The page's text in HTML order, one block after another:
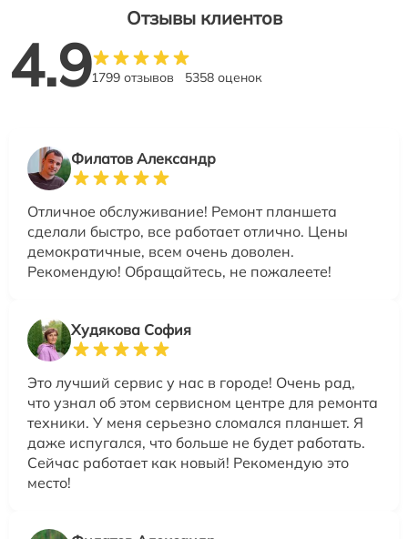
Отзывы клиентов
4.91799 отзывов 5358 оценок
Филатов Александр
Отличное обслуживание! Ремонт планшета
сделали быстро, все работает отлично. Цены
демократичные, всем очень доволен.
Рекомендую! Обращайтесь, не пожалеете!
Худякова София
Это лучший сервис у нас в городе! Очень рад,
что узнал об этом сервисном центре для ремонта
техники. У меня серьезно сломался планшет. Я
даже испугался, что больше не будет работать.
Сейчас работает как новый! Рекомендую это
место!